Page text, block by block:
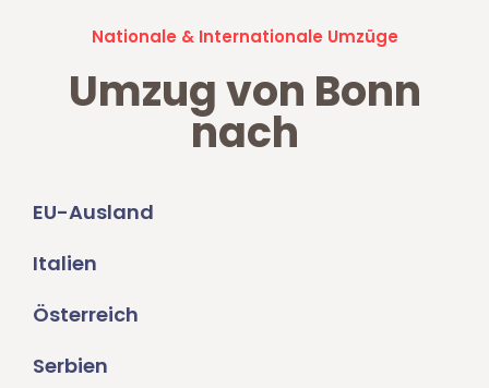
Nationale & Internationale Umzüge
Umzug von Bonn
nach
EU-Ausland
Italien
Österreich
Serbien